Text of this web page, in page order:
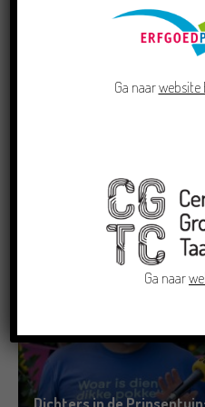
Doe mee aan de
Dichters in de
Ga naarwebsite
Ga naar